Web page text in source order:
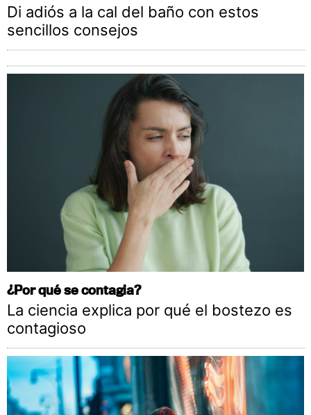
Di adiós a la cal del baño con estos
sencillos consejos
¿Por qué se contagia?
La ciencia explica por qué el bostezo es
contagioso